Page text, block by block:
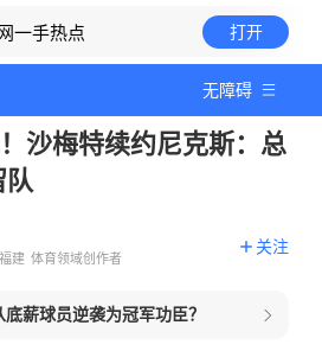
一手热点 打开
无障碍
沙梅特续约尼克斯：总
队
福建 体育领域创作者
关注
薪球员逆袭为冠军功臣？